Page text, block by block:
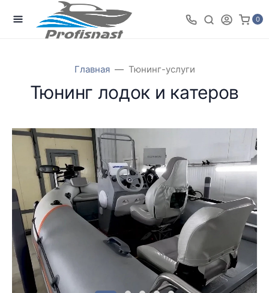
0
Главная Тюнинг-услуги
Тюнинг лодок и катеров